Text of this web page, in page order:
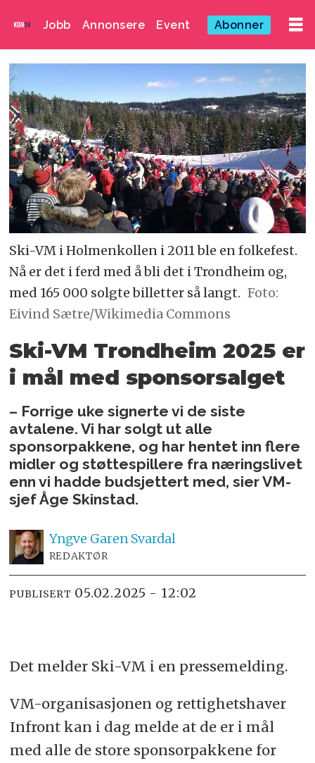
Jobb Annonsere Event Abonner
Ski-VM i Holmenkollen i 2011 ble en folkefest.
Nå er det i ferd med å bli det i Trondheim og,
med 165 000 solgte billetter så langt. Foto:
Eivind Sætre/Wikimedia Commons
Ski-VM Trondheim 2025 er
i mål med sponsorsalget
– Forrige uke signerte vi de siste
avtalene. Vi har solgt ut alle
sponsorpakkene, og har hentet inn flere
midler og støttespillere fra næringslivet
enn vi hadde budsjettert med, sier VM-
sjef Åge Skinstad.
Yngve Garen Svardal
REDAKTØR
PUBLISERT 05.02.2025 - 12:02
Det melder Ski-VM i en pressemelding.
VM-organisasjonen og rettighetshaver
Infront kan i dag melde at de er i mål
med alle de store sponsorpakkene for